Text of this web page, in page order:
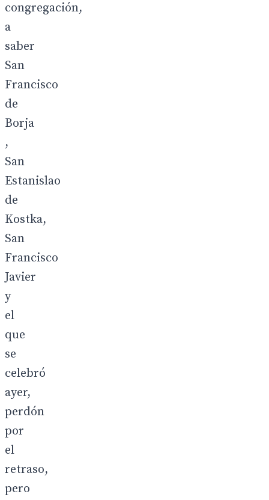
congregación,
a
saber
San
Francisco
de
Borja
,
San
Estanislao
de
Kostka,
San
Francisco
Javier
y
el
que
se
celebró
ayer,
perdón
por
el
retraso,
pero